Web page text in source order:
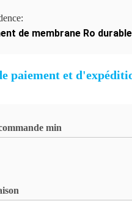
de membrane Ro durable
paiement et
min